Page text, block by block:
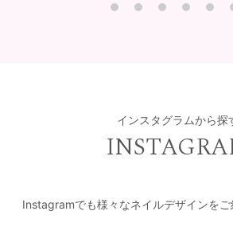
インスタグラムから探
Instagramでも様々なネイルデザインをご